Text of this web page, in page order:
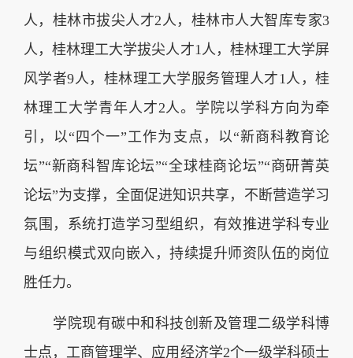
人，桂林市拔尖人才2人，桂林市人大智库专家3
人，桂林理工大学拔尖人才1人，桂林理工大学屏
风学者9人，桂林理工大学服务管理人才1人，桂
林理工大学青年人才2人。学院以学科方向为牵
引，以“四个一”工作为支点，以“新商科教育论
坛”“新商科智库论坛”“全球桂商论坛”“商研菁英
论坛”为支撑，全面促进知识共享，不断营造学习
氛围，系统打造学习型组织，有效推进学科专业
与组织模式双向嵌入，持续提升师资队伍的岗位
胜任力。
学院现有碳中和科技创新及管理二级学科博
士点，工商管理学、应用经济学2个一级学科硕士